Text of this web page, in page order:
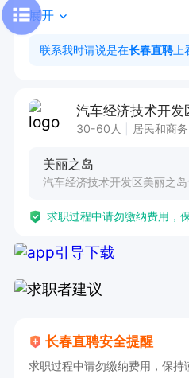
展开
联系我时请说是在长春直聘
30-60人 居民和商
美丽之岛
汽车经济技术开发区美丽之
求职过程中请勿缴纳费用，
长春直聘安全提醒
求职过程中请勿缴纳费用，保持